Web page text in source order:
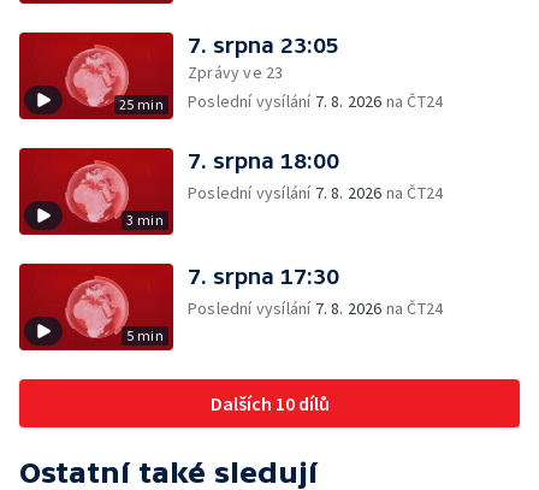
25 min
7. srpna 23:05
Zprávy ve 23
Poslední vysílání 7. 8. 2026 na ČT24
3 min
7. srpna 18:00
Poslední vysílání 7. 8. 2026 na ČT24
5 min
7. srpna 17:30
Poslední vysílání 7. 8. 2026 na ČT24
Dalších 10 dílů
Ostatní také sledují